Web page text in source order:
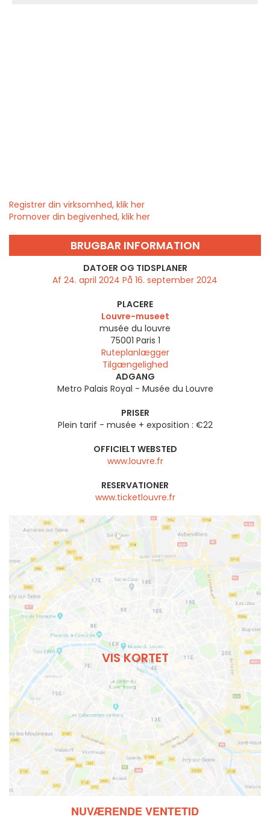
Registrer din virksomhed, klik her
Promover din begivenhed, klik her
BRUGBAR INFORMATION
DATOER OG TIDSPLANER
Af 24. april 2024 På 16. september 2024
PLACERE
Louvre-museet
musée du louvre
75001 Paris 1
Ruteplanlægger
Tilgængelighed
ADGANG
Metro Palais Royal - Musée du Louvre
PRISER
Plein tarif - musée + exposition : €22
OFFICIELT WEBSTED
www.louvre.fr
RESERVATIONER
www.ticketlouvre.fr
VIS KORTET
NUVÆRENDE VENTETID